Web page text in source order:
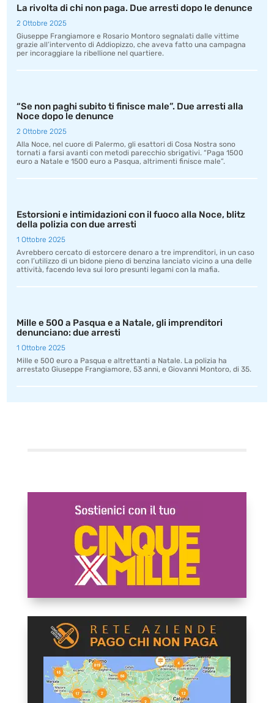
La rivolta di chi non paga. Due arresti dopo le denunce
2 Ottobre 2025
Giuseppe Frangiamore e Rosario Montoro segnalati dalle vittime
grazie all’intervento di Addiopizzo, che aveva fatto una campagna
per incoraggiare la ribellione nel quartiere.
“Se non paghi subito ti finisce male”. Due arresti alla
Noce dopo le denunce
2 Ottobre 2025
Alla Noce, nel cuore di Palermo, gli esattori di Cosa Nostra sono
tornati a farsi avanti con metodi parecchio sbrigativi. “Paga 1500
euro a Natale e 1500 euro a Pasqua, altrimenti finisce male”.
Estorsioni e intimidazioni con il fuoco alla Noce, blitz
della polizia con due arresti
1 Ottobre 2025
Avrebbero cercato di estorcere denaro a tre imprenditori, in un caso
con l’utilizzo di un bidone pieno di benzina lanciato vicino a una delle
attività, facendo leva sui loro presunti legami con la mafia.
Mille e 500 a Pasqua e a Natale, gli imprenditori
denunciano: due arresti
1 Ottobre 2025
Mille e 500 euro a Pasqua e altrettanti a Natale. La polizia ha
arrestato Giuseppe Frangiamore, 53 anni, e Giovanni Montoro, di 35.